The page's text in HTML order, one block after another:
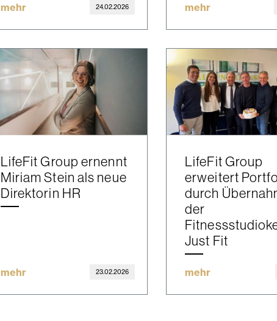
mehr 24.02.2026 mehr
LifeFit Group ernennt
Miriam Stein als neue
Direktorin HR
mehr 23.02.2026
LifeFit Group
erweitert
durch
der
Just Fit
mehr